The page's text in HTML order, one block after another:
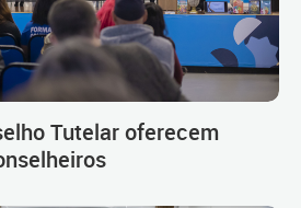
Tutelar oferecem